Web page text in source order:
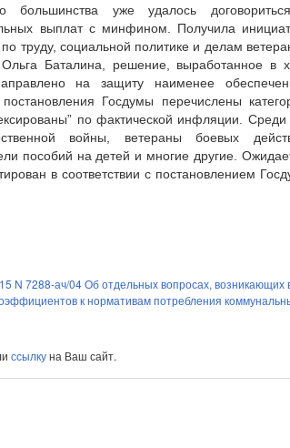
большинства уже удалось
выплат с минфином. Получила
труду, социальной политике и делам
Баталина, решение, выработанное в
на защиту наименее
Госдумы перечислены
по фактической инфляции. Среди
войны, ветераны боевых
пособий на детей и многие другие.
в соответствии с постановлением
N 7288-ач/04 Об отдельных вопросах, возникающих
к нормативам потребления
ссылкуна Ваш сайт.